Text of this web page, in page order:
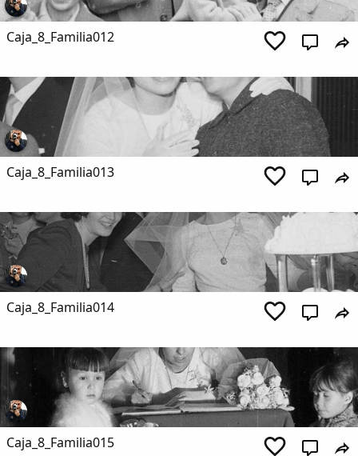
Caja_8_Familia012
Caja_8_Familia013
Caja_8_Familia014
Caja_8_Familia015
Comparte
Compartir en Facebook
Compartir en Twitter